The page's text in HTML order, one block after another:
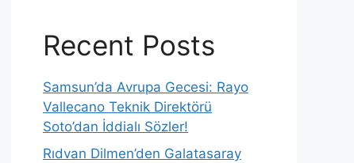
Recent Posts
Samsun’da Avrupa Gecesi: Rayo
Vallecano Teknik Direktörü
Soto’dan İddialı Sözler!
Rıdvan Dilmen’den Galatasaray